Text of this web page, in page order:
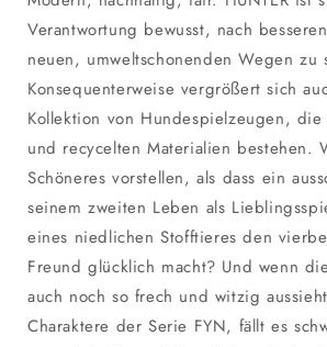
Verantwortung bewusst, nach
neuen, umweltschonenden Wegen zu
Konsequenterweise vergrößert sich
Kollektion von Hundespielzeugen, die
und recycelten Materialien bestehen.
Schöneres vorstellen, als dass ein
seinem zweiten Leben als
eines niedlichen Stofftieres den
Freund glücklich macht? Und wenn
auch noch so frech und witzig
Charaktere der Serie FYN, fällt es